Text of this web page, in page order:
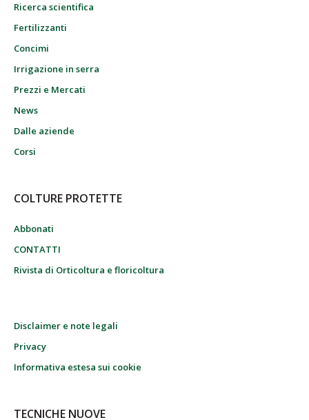
Ricerca scientifica
Fertilizzanti
Concimi
Irrigazione in serra
Prezzi e Mercati
News
Dalle aziende
Corsi
COLTURE PROTETTE
Abbonati
CONTATTI
Rivista di Orticoltura e floricoltura
Disclaimer e note legali
Privacy
Informativa estesa sui cookie
TECNICHE NUOVE